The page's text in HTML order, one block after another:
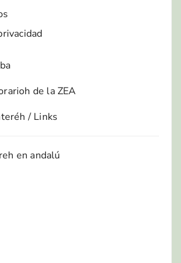
de la ZEA
/ Links
en andalú